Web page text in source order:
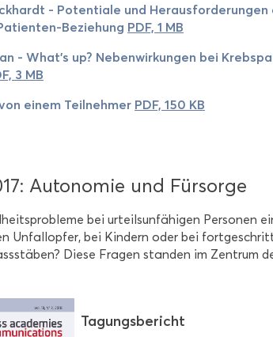
- Po­ten­tia­le und
Beziehung PDF, 1 MB
- What's up? Ne­ben­wir­kun­gen bei
3 MB
einem Teil­neh­mer PDF, 150 KB
Au­to­no­mie und Für­sor­ge
bei ur­teils­un­fä­hi­gen Per­so­nen
Un­fall­op­fer, bei Kin­dern oder bei
Diese Fra­gen stan­den im Zen­trum
Ta­gungs­be­richt